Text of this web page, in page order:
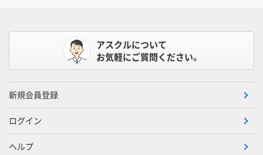
アスクルについて
お気軽にご質問ください。
新規会員登録
ログイン
ヘルプ